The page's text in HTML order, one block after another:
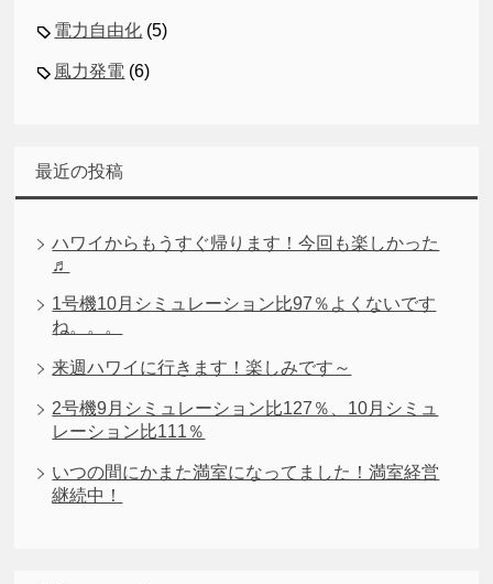
電力自由化 (5)
風力発電 (6)
最近の投稿
ハワイからもうすぐ帰ります！今回も楽しかった
♬
1号機10月シミュレーション比97％よくないです
ね。。。
来週ハワイに行きます！楽しみです～
2号機9月シミュレーション比127％、10月シミュ
レーション比111％
いつの間にかまた満室になってました！満室経営
継続中！